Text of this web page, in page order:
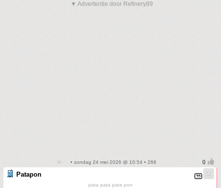
▼ Advertentie door Refinery89
• zondag 24 mei 2026 @ 10:54 • 266
Patapon
pata pata pata pon